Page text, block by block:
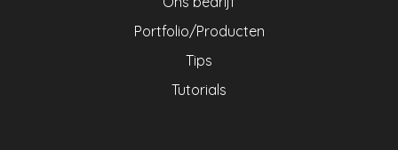
Portfolio/Producten
Tips
Tutorials